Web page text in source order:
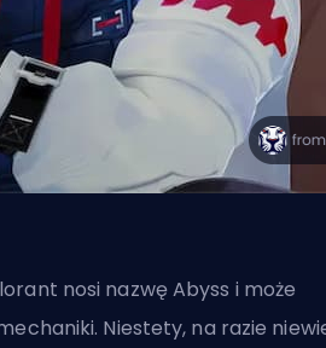
nosi nazwę Abyss i może
Niestety, na razie